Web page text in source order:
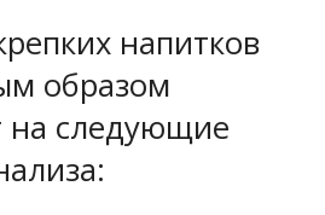
напитков
образом
на следующие